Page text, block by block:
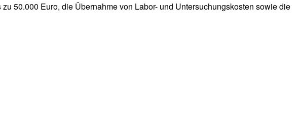
50.000 Euro, die Übernahme von Labor- und Untersuchungskosten sowie die